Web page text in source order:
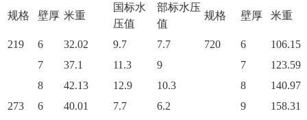
规格 壁厚 米重
国标水
压值
部标水压
值
规格 壁厚 米重
219 6 32.02 9.7 7.7 720 6
106.15
7
37.1 11.3 9 7
123.59
8
42.13 12.9 10.3 8
140.97
273
6 40.01 7.7 6.2 9
158.31